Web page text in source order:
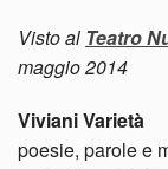
Visto al Teatro
maggio 2014
Viviani Varietà
poesie, parole e